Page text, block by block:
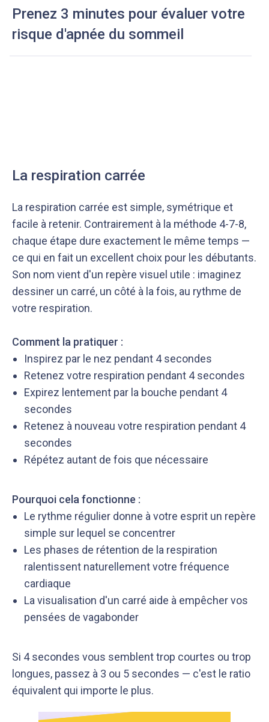
Prenez 3 minutes pour évaluer votre
risque d'apnée du sommeil
La respiration carrée
La respiration carrée est simple, symétrique et
facile à retenir. Contrairement à la méthode 4-7-8,
chaque étape dure exactement le même temps —
ce qui en fait un excellent choix pour les débutants.
Son nom vient d'un repère visuel utile : imaginez
dessiner un carré, un côté à la fois, au rythme de
votre respiration.
Comment la pratiquer :
Inspirez par le nez pendant 4 secondes
Retenez votre respiration pendant 4 secondes
Expirez lentement par la bouche pendant 4
secondes
Retenez à nouveau votre respiration pendant 4
secondes
Répétez autant de fois que nécessaire
Pourquoi cela fonctionne :
Le rythme régulier donne à votre esprit un repère
simple sur lequel se concentrer
Les phases de rétention de la respiration
ralentissent naturellement votre fréquence
cardiaque
La visualisation d'un carré aide à empêcher vos
pensées de vagabonder
Si 4 secondes vous semblent trop courtes ou trop
longues, passez à 3 ou 5 secondes — c'est le ratio
équivalent qui importe le plus.